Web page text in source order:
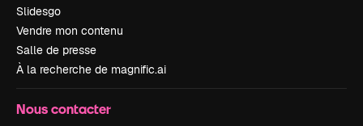
Slidesgo
Vendre mon contenu
Salle de presse
À la recherche de magnific.ai
Nous contacter